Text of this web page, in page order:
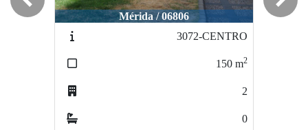
Mérida / 06806
3072-CENTRO
150 m2
2
0
Previous Next